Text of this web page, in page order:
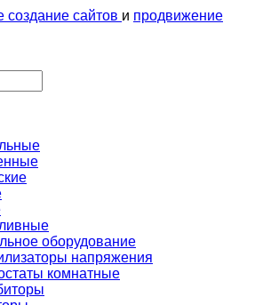
создание сайтов и продвижение
оборудование
напряжения
комнатные